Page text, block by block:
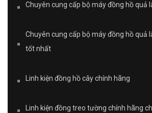
Chuyên cung cấp bộ máy đồng hồ quả
Chuyên cung cấp bộ máy đồng hồ quả
tốt nhất
Linh kiện đồng hồ cây chính hãng
Linh kiện đồng treo tường chính hãng